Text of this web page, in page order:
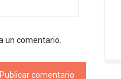
un comentario.